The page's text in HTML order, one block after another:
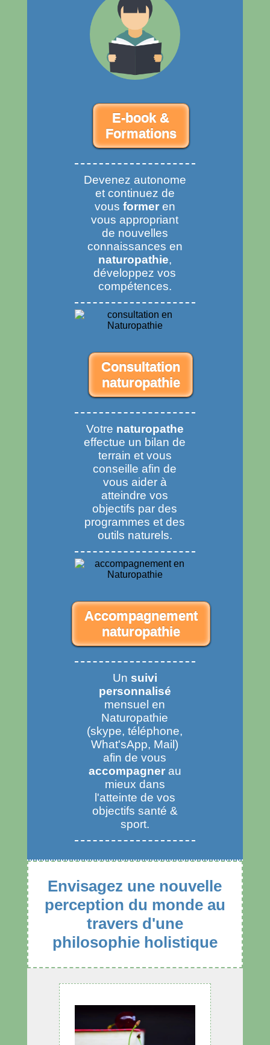
E-book &
Formations
Devenez autonome
et continuez de
vous formeren
vous appropriant
de nouvelles
connaissances en
naturopathie,
développez vos
compétences.
Consultation
naturopathie
Votre naturopathe
effectue un bilan de
terrain et vous
conseille afin de
vous aider à
atteindre vos
objectifs par des
programmes et des
outils naturels.
Accompagnement
naturopathie
Un suivi
personnalisé
mensuel en
Naturopathie
(skype, téléphone,
What'sApp, Mail)
afin de vous
accompagnerau
mieux dans
l'atteinte de vos
objectifs santé &
sport.
Envisagez une nouvelle
perception du monde au
travers d'une
philosophie holistique